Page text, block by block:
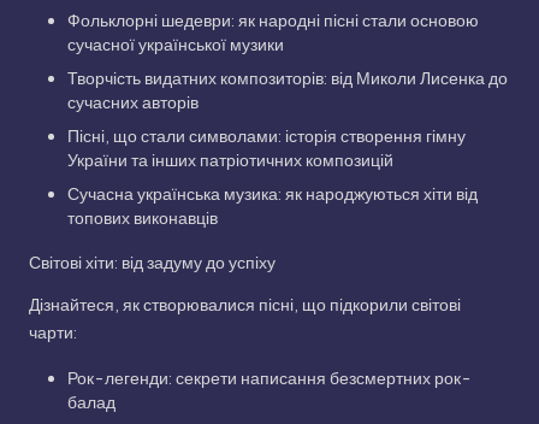
Фольклорні шедеври: як народні пісні стали основою
сучасної української музики
Творчість видатних композиторів: від Миколи Лисенка до
сучасних авторів
Пісні, що стали символами: історія створення гімну
України та інших патріотичних композицій
Сучасна українська музика: як народжуються хіти від
топових виконавців
Світові хіти: від задуму до успіху
Дізнайтеся, як створювалися пісні, що підкорили світові
чарти:
Рок-легенди: секрети написання безсмертних рок-
балад